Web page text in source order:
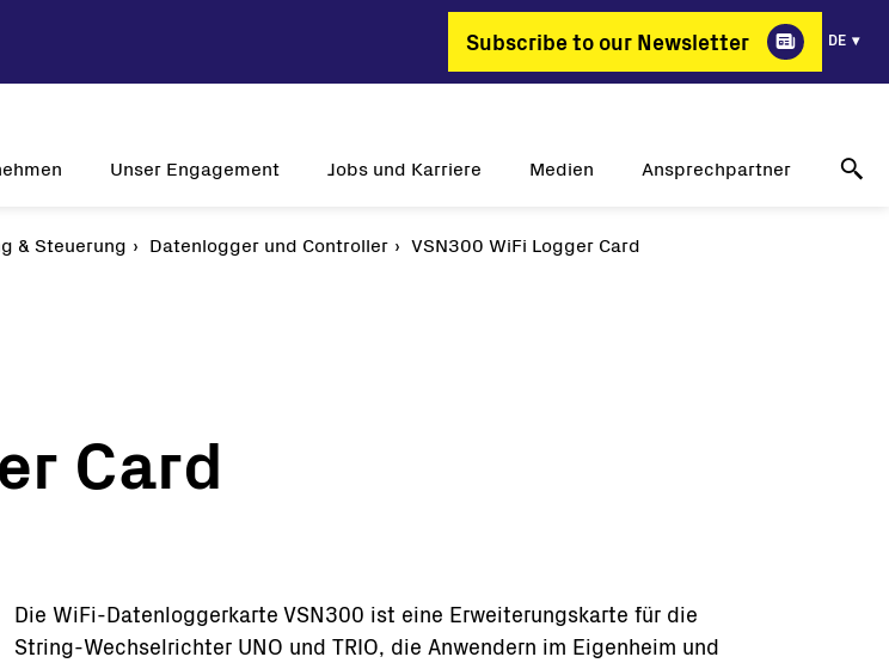
Subscribe to our Newsletter DE
Unser Engagement
Nachhaltigkeit
Jobs und Karriere
Warum FIMER?
Medien
Erfolgsgeschichten
Ansprechpartner
Technischer Online-Support
& Steuerung Datenlogger und Controller VSN300 WiFi Logger Card
Card
Die WiFi-Datenloggerkarte VSN300 ist eine Erweiterungskarte für die
String-Wechselrichter UNO und TRIO, die Anwendern im Eigenheim und